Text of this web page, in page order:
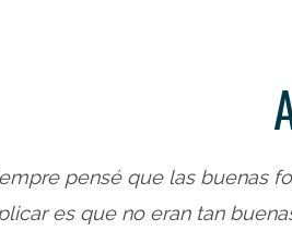
pensé que las buenas
es que no eran tan